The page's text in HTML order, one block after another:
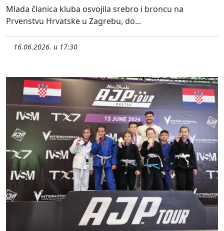
Mlada članica kluba osvojila srebro i broncu na
Prvenstvu Hrvatske u Zagrebu, do...
16.06.2026. u 17:30